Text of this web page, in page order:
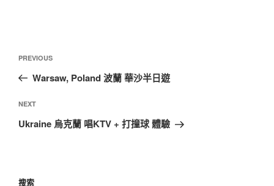
PREVIOUS
Warsaw, Poland 波蘭 華沙半日遊
NEXT
Ukraine 烏克蘭 唱KTV + 打撞球 體驗
搜索